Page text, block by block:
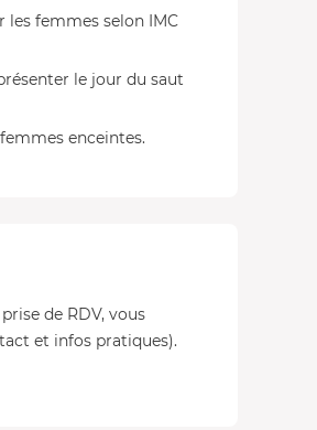
femmes selon IMC
le jour du saut
enceintes.
de RDV, vous
et infos pratiques).